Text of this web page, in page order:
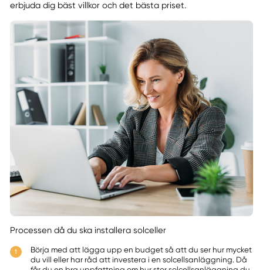
erbjuda dig bäst villkor och det bästa priset.
Processen då du ska installera solceller
Börja med att lägga upp en budget så att du ser hur mycket
du vill eller har råd att investera i en solcellsanläggning. Då